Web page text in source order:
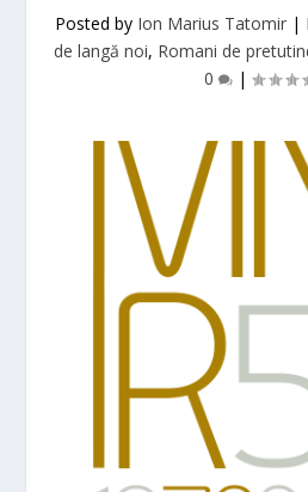
Posted by Ion Marius Tatomir |
de langă noi, Romani de
0
|